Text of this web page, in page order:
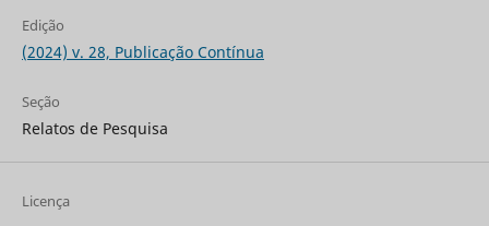
Edição
(2024) v. 28, Publicação Contínua
Seção
Relatos de Pesquisa
Licença